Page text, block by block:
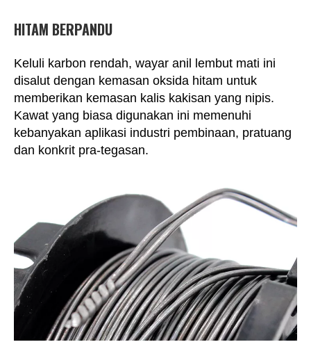
HITAM BERPANDU
Keluli karbon rendah, wayar anil lembut mati ini
disalut dengan kemasan oksida hitam untuk
memberikan kemasan kalis kakisan yang nipis.
Kawat yang biasa digunakan ini memenuhi
kebanyakan aplikasi industri pembinaan, pratuang
dan konkrit pra-tegasan.